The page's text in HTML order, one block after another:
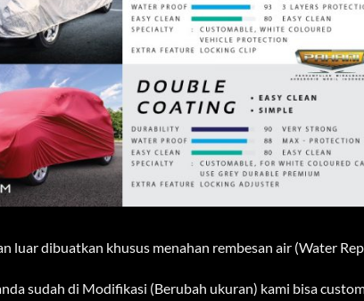
luar dibuatkan khusus menahan rembesan air (Water
sudah di Modifikasi (Berubah ukuran) kami bisa